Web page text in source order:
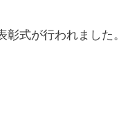
式が行われました。